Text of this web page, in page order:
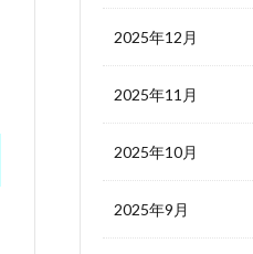
2025年12月
2025年11月
2025年10月
2025年9月